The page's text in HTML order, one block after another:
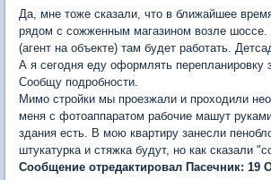
Да, мне тоже сказали, что в ближайшее
рядом с сожженным магазином возле шоссе.
(агент на объекте) там будет работать.
А я сегодня еду оформлять перепланировку
Сообщу подробности.
Мимо стройки мы проезжали и проходили
меня с фотоаппаратом рабочие машут
здания есть. В мою квартиру занесли
штукатурка и стяжка будут, но как сказали
Сообщение отредактировал Пасечник: 19